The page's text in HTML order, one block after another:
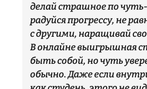
делай страшное по
радуйся прогрессу, не
с другими, наращивай
В онлайне выигрышная
быть собой, но чуть
обычно. Даже если